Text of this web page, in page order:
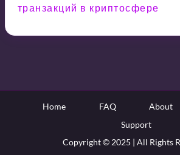
транзакций в криптосфере
Home FAQ About
Support
Copyright © 2025 | All Rights